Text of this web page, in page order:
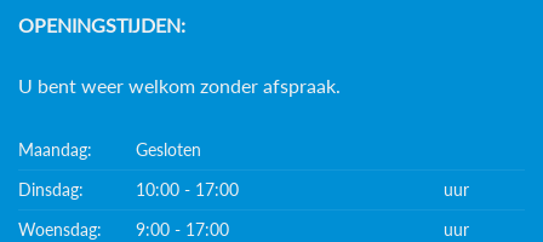
OPENINGSTIJDEN:
U bent weer welkom zonder afspraak.
Maandag:
Gesloten
Dinsdag:
10:00 - 17:00
uur
Woensdag:
9:00 - 17:00 uur